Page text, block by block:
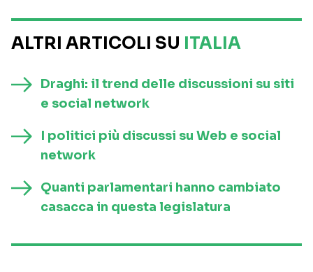
ALTRI ARTICOLI SU ITALIA
Draghi: il trend delle discussioni su siti
e social network
I politici più discussi su Web e social
network
Quanti parlamentari hanno cambiato
casacca in questa legislatura